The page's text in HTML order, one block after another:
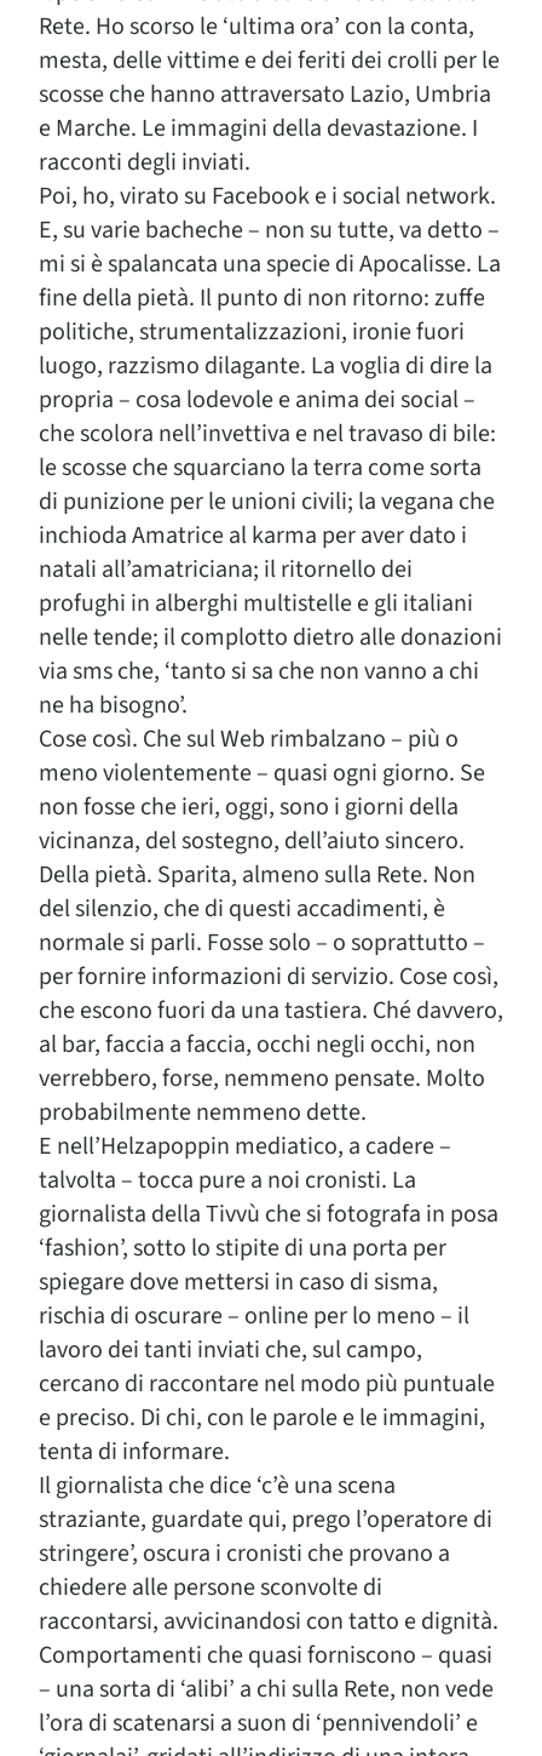
Rete. Ho scorso le ‘ultima ora’ con la conta,
mesta, delle vittime e dei feriti dei crolli per le
scosse che hanno attraversato Lazio, Umbria
e Marche. Le immagini della devastazione. I
racconti degli inviati.
Poi, ho, virato su Facebook e i social network.
E, su varie bacheche – non su tutte, va detto –
mi si è spalancata una specie di Apocalisse. La
fine della pietà. Il punto di non ritorno: zuffe
politiche, strumentalizzazioni, ironie fuori
luogo, razzismo dilagante. La voglia di dire la
propria – cosa lodevole e anima dei social –
che scolora nell’invettiva e nel travaso di bile:
le scosse che squarciano la terra come sorta
di punizione per le unioni civili; la vegana che
inchioda Amatrice al karma per aver dato i
natali all’amatriciana; il ritornello dei
profughi in alberghi multistelle e gli italiani
nelle tende; il complotto dietro alle donazioni
via sms che, ‘tanto si sa che non vanno a chi
ne ha bisogno’.
Cose così. Che sul Web rimbalzano – più o
meno violentemente – quasi ogni giorno. Se
non fosse che ieri, oggi, sono i giorni della
vicinanza, del sostegno, dell’aiuto sincero.
Della pietà. Sparita, almeno sulla Rete. Non
del silenzio, che di questi accadimenti, è
normale si parli. Fosse solo – o soprattutto –
per fornire informazioni di servizio. Cose così,
che escono fuori da una tastiera. Ché davvero,
al bar, faccia a faccia, occhi negli occhi, non
verrebbero, forse, nemmeno pensate. Molto
probabilmente nemmeno dette.
E nell’Helzapoppin mediatico, a cadere –
talvolta – tocca pure a noi cronisti. La
giornalista della Tivvù che si fotografa in posa
‘fashion’, sotto lo stipite di una porta per
spiegare dove mettersi in caso di sisma,
rischia di oscurare – online per lo meno – il
lavoro dei tanti inviati che, sul campo,
cercano di raccontare nel modo più puntuale
e preciso. Di chi, con le parole e le immagini,
tenta di informare.
Il giornalista che dice ‘c’è una scena
straziante, guardate qui, prego l’operatore di
stringere’, oscura i cronisti che provano a
chiedere alle persone sconvolte di
raccontarsi, avvicinandosi con tatto e dignità.
Comportamenti che quasi forniscono – quasi
– una sorta di ‘alibi’ a chi sulla Rete, non vede
l’ora di scatenarsi a suon di ‘pennivendoli’ e